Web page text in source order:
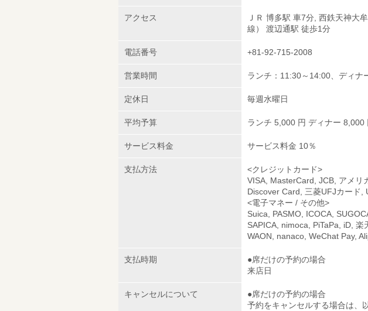
アクセス
ＪＲ 博多駅 車7分, 西鉄天神大
線） 渡辺通駅 徒歩1分
電話番号 +81-92-715-2008
営業時間 ランチ：11:30～14:00、ディナ
定休日 毎週水曜日
平均予算 ランチ 5,000 円 ディナー 8,000
サービス料金 サービス料金 10％
支払方法
<クレジットカード>
VISA, MasterCard, JCB, アメリ
Discover Card, 三菱UFJカード,
<電子マネー / その他>
Suica, PASMO, ICOCA,
SAPICA, nimoca, PiTaPa, iD,
WAON, nanaco, WeChat Pay,
支払時期
●席だけの予約の場合
来店日
キャンセルについて
●席だけの予約の場合
予約をキャンセルする場合は、